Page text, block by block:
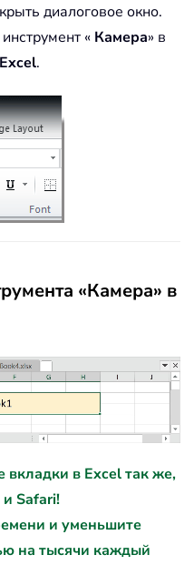
диалоговое окно.
« Камера» в
.
«Камера» в
вкладки в Excel так же,
и Safari!
и уменьшите
на тысячи каждый